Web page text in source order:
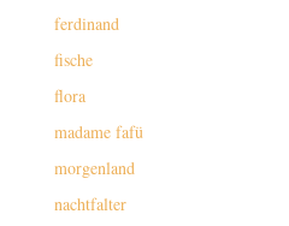
ferdinand
fische
flora
madame fafü
morgenland
nachtfalter